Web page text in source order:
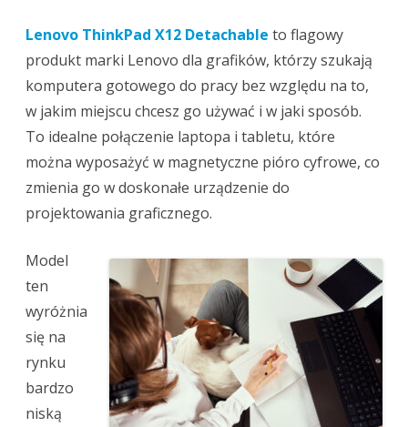
–
Czy
jest
wart
zakupu?
Lenovo ThinkPad X12 Detachable to flagowy
produkt marki Lenovo dla grafików, którzy szukają
komputera gotowego do pracy bez względu na to,
w jakim miejscu chcesz go używać i w jaki sposób.
To idealne połączenie laptopa i tabletu, które
można wyposażyć w magnetyczne pióro cyfrowe, co
zmienia go w doskonałe urządzenie do
projektowania graficznego.
Model
ten
wyróżnia
się na
rynku
bardzo
niską